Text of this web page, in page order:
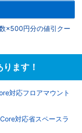
×500円分の値引クー
ます！
対応フロアマウント
対応省スペースラ